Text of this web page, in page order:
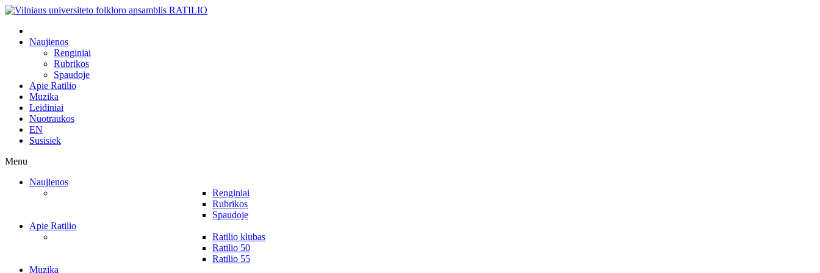
Naujienos
Renginiai
Rubrikos
Spaudoje
Apie Ratilio
Muzika
Leidiniai
Nuotraukos
EN
Susisiek
Menu
Naujienos
Renginiai
Rubrikos
Spaudoje
Apie Ratilio
Ratilio klubas
Ratilio 50
Ratilio 55
Muzika